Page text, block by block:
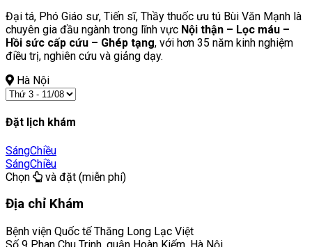
Đại tá, Phó Giáo sư, Tiến sĩ, Thầy thuốc ưu tú Bùi Văn Mạnh là
chuyên gia đầu ngành trong lĩnh vực Nội thận – Lọc máu –
Hồi sức cấp cứu – Ghép tạng, với hơn 35 năm kinh nghiệm
điều trị, nghiên cứu và giảng dạy.
Hà Nội
Đặt lịch khám
SángChiều
SángChiều
Chọn
và đặt (miễn phí)
Địa chỉ Khám
Bệnh viện Quốc tế Thăng Long Lạc Việt